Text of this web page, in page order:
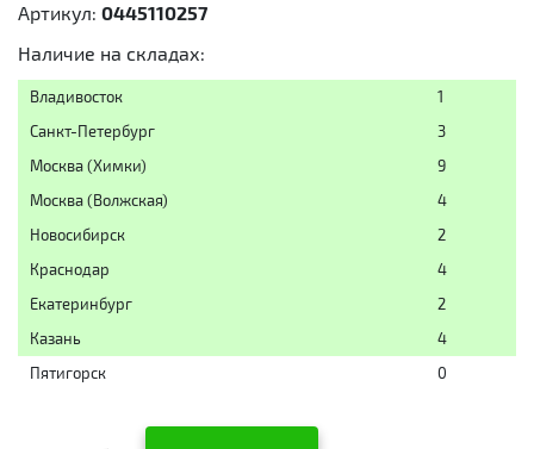
Артикул: 0445110257
Наличие на складах:
Владивосток
1
Санкт-Петербург
3
Москва (Химки)
9
Москва (Волжская)
4
Новосибирск
2
Краснодар
4
Екатеринбург
2
Казань
4
Пятигорск
0